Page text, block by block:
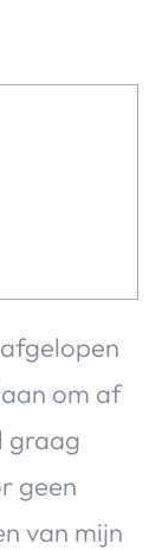
om af
graag
geen
van mijn